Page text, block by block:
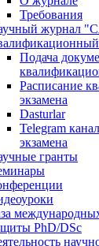
Требования
журнал
Подача
Расписание
экзамена
Dasturlar
Telegram
экзамена
гранты
PhD/DSc